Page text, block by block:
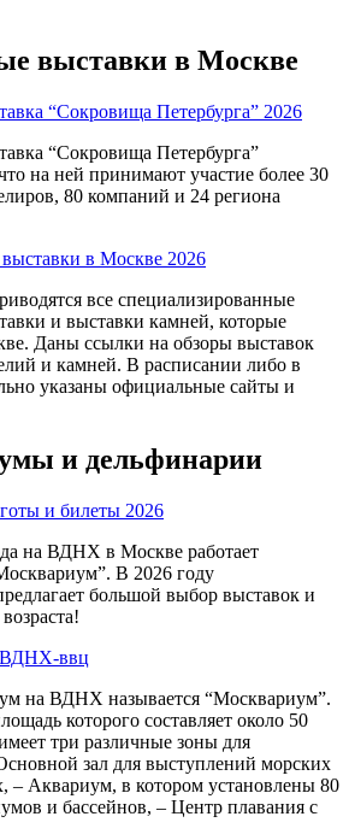
выставки в Москве
“Сокровища Петербурга” 2026
“Сокровища Петербурга”
на ней принимают участие более 30
80 компаний и 24 региона
в Москве 2026
все специализированные
и выставки камней, которые
Даны ссылки на обзоры выставок
и камней. В расписании либо в
указаны официальные сайты и
и дельфинарии
и билеты 2026
на ВДНХ в Москве работает
В 2026 году
большой выбор выставок и
ВДНХ-ввц
на ВДНХ называется “Москвариум”.
которого составляет около 50
три различные зоны для
зал для выступлений морских
– Аквариум, в котором установлены 80
и бассейнов, – Центр плавания с